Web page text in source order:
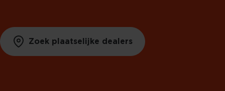
Zoek plaatselijke dealers